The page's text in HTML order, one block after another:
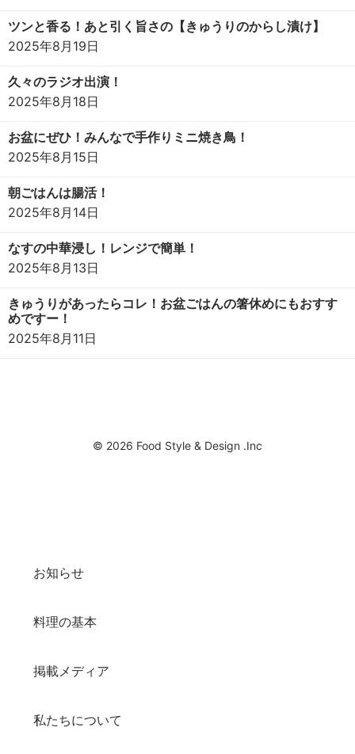
ツンと香る！あと引く旨さの【きゅうりのからし漬け】
2025年8月19日
久々のラジオ出演！
2025年8月18日
お盆にぜひ！みんなで手作りミニ焼き鳥！
2025年8月15日
朝ごはんは腸活！
2025年8月14日
なすの中華浸し！レンジで簡単！
2025年8月13日
きゅうりがあったらコレ！お盆ごはんの箸休めにもおすす
めですー！
2025年8月11日
© 2026 Food Style & Design .Inc
お知らせ
料理の基本
掲載メディア
私たちについて